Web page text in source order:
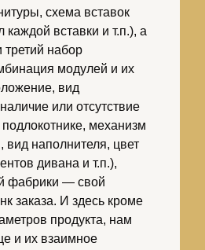
схема вставок
каждой вставки и т.п.), а
третий набор
модулей и их
вид
или отсутствие
механизм
наполнителя, цвет
дивана и т.п.),
фабрики — свой
заказа. И здесь кроме
продукта, нам
и их взаимное